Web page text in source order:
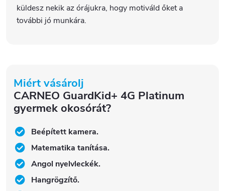
küldesz nekik az órájukra, hogy motiváld őket a
további jó munkára.
Miért vásárolj
CARNEO GuardKid+ 4G Platinum
gyermek okosórát?
Beépített kamera.
Matematika tanítása.
Angol nyelvleckék.
Hangrögzítő.